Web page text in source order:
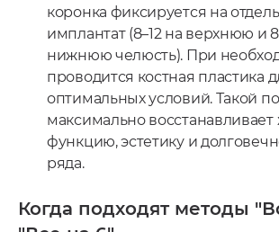
коронка фиксируется на
имплантат (8–12 на верхнюю и
нижнюю челюсть). При
проводится костная пластика
оптимальных условий. Такой
максимально
функцию, эстетику и
ряда.
Когда подходят методы